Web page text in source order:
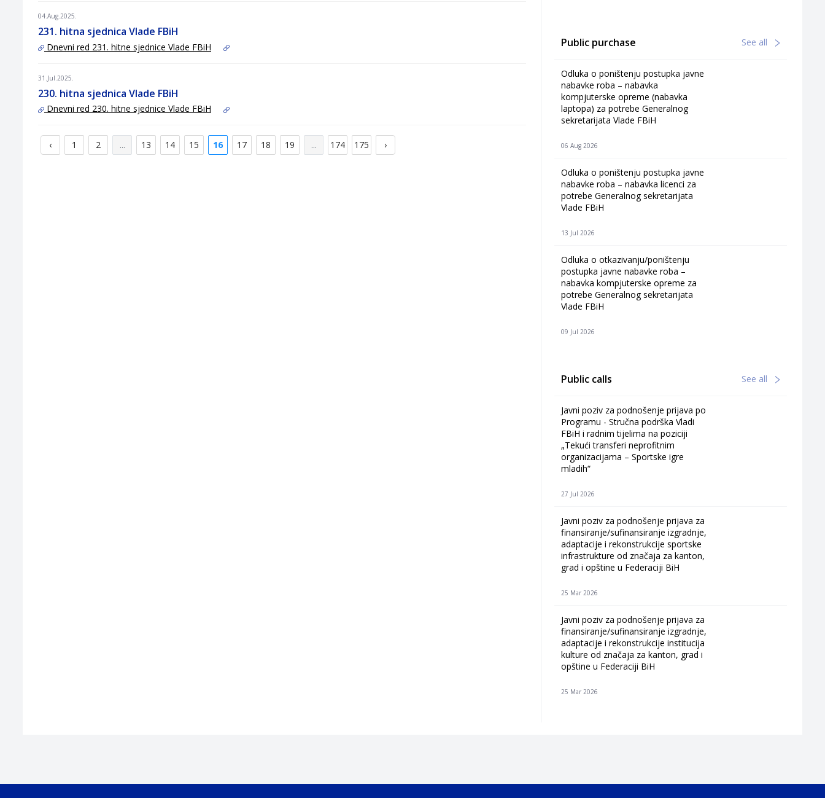
04.Aug.2025.
231. hitna sjednica Vlade FBiH
Dnevni red 231. hitne sjednice Vlade FBiH
31.Jul.2025.
230. hitna sjednica Vlade FBiH
Dnevni red 230. hitne sjednice Vlade FBiH
‹ 1 2 ... 13 14 15 16 17 18 19 ... 174 175 ›
Public purchase See all
Odluka o poništenju postupka javne
nabavke roba – nabavka
kompjuterske opreme (nabavka
laptopa) za potrebe Generalnog
sekretarijata Vlade FBiH
06 Aug 2026
Odluka o poništenju postupka javne
nabavke roba – nabavka licenci za
potrebe Generalnog sekretarijata
Vlade FBiH
13 Jul 2026
Odluka o otkazivanju/poništenju
postupka javne nabavke roba –
nabavka kompjuterske opreme za
potrebe Generalnog sekretarijata
Vlade FBiH
09 Jul 2026
Public calls See all
Javni poziv za podnošenje prijava po
Programu - Stručna podrška Vladi
FBiH i radnim tijelima na poziciji
„Tekući transferi neprofitnim
organizacijama – Sportske igre
mladih“
27 Jul 2026
Javni poziv za podnošenje prijava za
finansiranje/sufinansiranje izgradnje,
adaptacije i rekonstrukcije sportske
infrastrukture od značaja za kanton,
grad i opštine u Federaciji BiH
25 Mar 2026
Javni poziv za podnošenje prijava za
finansiranje/sufinansiranje izgradnje,
adaptacije i rekonstrukcije institucija
kulture od značaja za kanton, grad i
opštine u Federaciji BiH
25 Mar 2026